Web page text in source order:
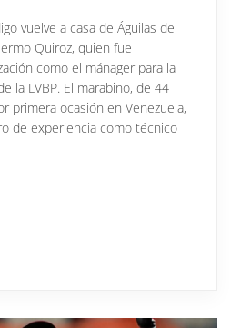
vuelve a casa de Águilas del
Quiroz, quien fue
como el mánager para la
la LVBP. El marabino, de 44
primera ocasión en Venezuela,
de experiencia como técnico